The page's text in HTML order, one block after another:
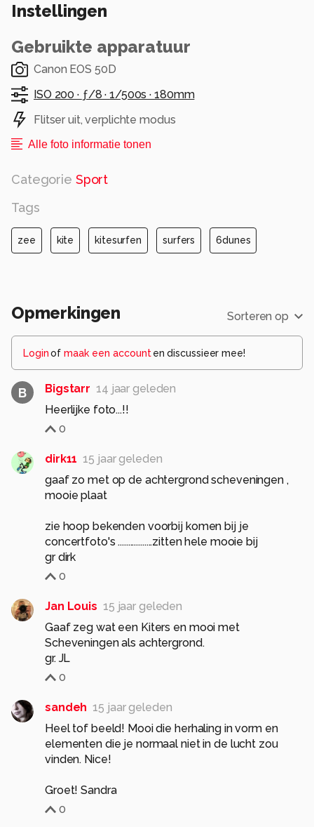
Scheveningen.Een 200-tal deelnemers, de
harde wind en zware zeegang. Deze is
geschoten vanaf Katwijk richting Wassenaarse
Slag.
Alle rechten voorbehouden
Instellingen
Gebruikte apparatuur
Canon EOS 50D
ISO 200 · ƒ/8 ·1/500s ·180mm
Flitser uit, verplichte modus
Alle foto informatie tonen
Categorie Sport
Tags
zee kite kitesurfen surfers 6dunes
Opmerkingen Sorteren op
Loginof maak een account en discussieer mee!
B Bigstarr 14 jaar geleden
Heerlijke foto...!!
0
dirk11 15 jaar geleden
gaaf zo met op de achtergrond scheveningen ,
mooie plaat
zie hoop bekenden voorbij komen bij je
concertfoto's .................zitten hele mooie bij
gr dirk
0
Jan Louis 15 jaar geleden
Gaaf zeg wat een Kiters en mooi met
Scheveningen als achtergrond.
gr. JL
0
sandeh 15 jaar geleden
Heel tof beeld! Mooi die herhaling in vorm en
elementen die je normaal niet in de lucht zou
vinden. Nice!
Groet! Sandra
0